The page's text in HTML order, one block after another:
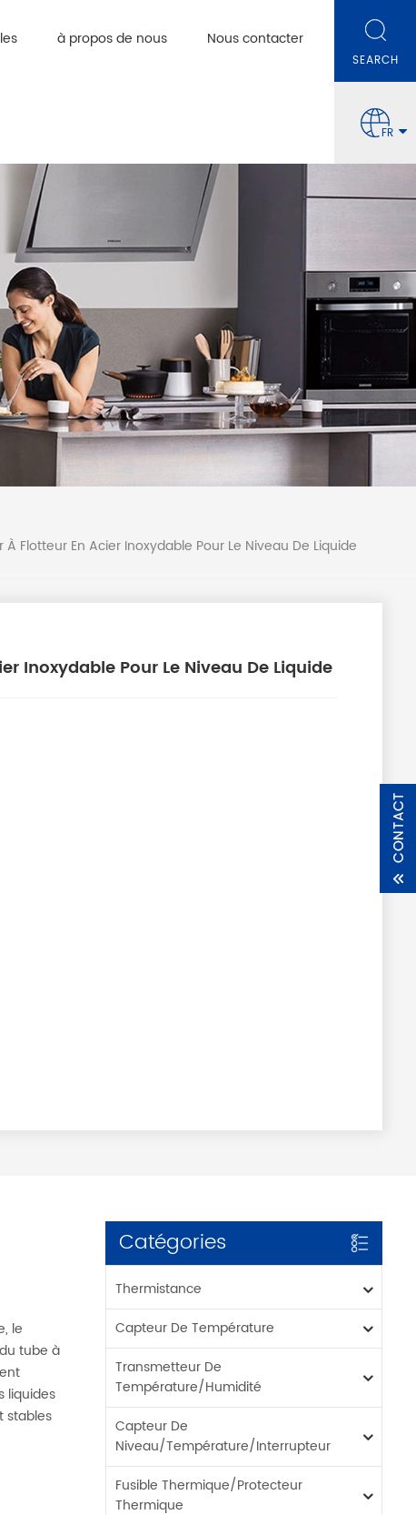
à propos de nous Nous contacter
FR
Flotteur En Acier Inoxydable Pour Le Niveau De Liquide
Inoxydable Pour Le Niveau De Liquide
Catégories
Thermistance
Capteur De Température
Transmetteur De
Température/humidité
Capteur De
Niveau/température/interrupteur
Fusible Thermique/protecteur
Thermique
le
tube à
liquides
stables